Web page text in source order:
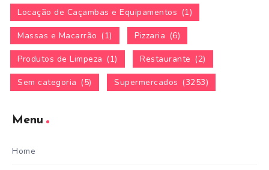
Locação de Caçambas e Equipamentos (1)
Massas e Macarrão (1) Pizzaria (6)
Produtos de Limpeza (1) Restaurante (2)
Sem categoria (5) Supermercados (3253)
Menu
Home